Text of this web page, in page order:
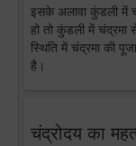
इसके अलावा कुंडली में
हो तो कुंडली में चंद्रमा
स्थिति में चंद्रमा की
है।
चंद्रोदय का